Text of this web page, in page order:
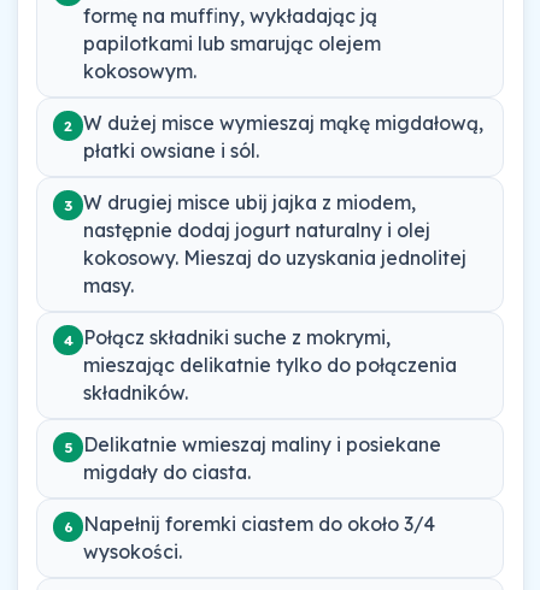
formę na muffiny, wykładając ją
papilotkami lub smarując olejem
kokosowym.
2
W dużej misce wymieszaj mąkę migdałową,
płatki owsiane i sól.
3
W drugiej misce ubij jajka z miodem,
następnie dodaj jogurt naturalny i olej
kokosowy. Mieszaj do uzyskania jednolitej
masy.
4
Połącz składniki suche z mokrymi,
mieszając delikatnie tylko do połączenia
składników.
5
Delikatnie wmieszaj maliny i posiekane
migdały do ciasta.
6
Napełnij foremki ciastem do około 3/4
wysokości.